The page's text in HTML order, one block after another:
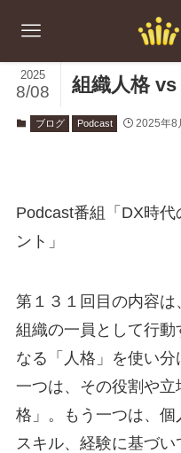
組織人格
2025
8/08
ブログ Podcast 2025年8
Podcast番組「DX時
ント」
第１３１回目の内容は
組織の一員として行
なる「人格」を使い分
一つは、その役割や立
格」。もう一つは、個
スキル、経験に基づ